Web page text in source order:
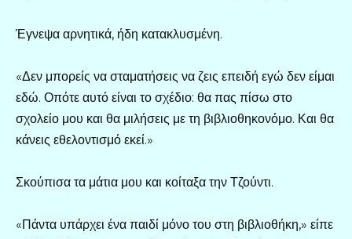
Έγνεψα αρνητικά, ήδη κατακλυσμένη.
«Δεν μπορείς να σταματήσεις να ζεις επειδή εγώ δεν είμαι
εδώ. Οπότε αυτό είναι το σχέδιο: θα πας πίσω στο
σχολείο μου και θα μιλήσεις με τη βιβλιοθηκονόμο. Και θα
κάνεις εθελοντισμό εκεί.»
Σκούπισα τα μάτια μου και κοίταξα την Τζούντι.
«Πάντα υπάρχει ένα παιδί μόνο του στη βιβλιοθήκη,» είπε